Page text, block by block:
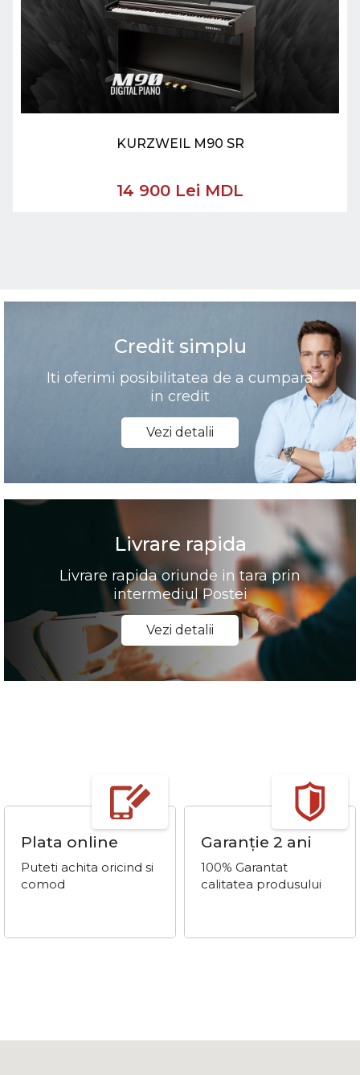
KURZWEIL M90 SR
14 900 Lei MDL
Credit simplu
Iti oferimi posibilitatea de a cumpara
in credit
Vezi detalii
Livrare rapida
Livrare rapida oriunde in tara prin
intermediul Postei
Vezi detalii
Plata online
Puteti achita oricind si
comod
Garanție 2 ani
100% Garantat
calitatea produsului